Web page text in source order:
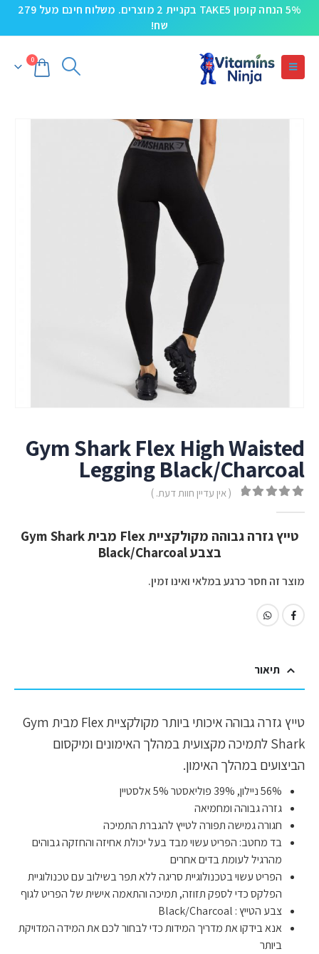
5% הנחה קופון TAKE5 בקניית 2 מוצרים. משלוח חינם מעל 279
שח!
0
Gym Shark Flex High Waisted
Legging Black/Charcoal
( אין עדיין חוות דעת. )
טייץ גזרה גבוהה מקולקציית Flex מבית Gym Shark
בצבע Black/Charcoal
מוצר זה חסר כרגע במלאי ואינו זמין.
תיאור
טייץ גזרה גבוהה איכותי ביותר מקולקציית Flex מבית Gym
Shark לתמיכה מקצועית במהלך האימונים ומיקסום
הביצועים במהלך האימון.
56% ניילון, 39% פוליאסטר 5% אלסטיין
גזרה גבוהה ומחמיאה
חגורה גמישה תפורה לטייץ להגברת התמיכה
בד מחטב: הפריט עשוי מבד בעל יכולת אחיזה והחזקה גבוהים
מהרגיל לעומת בדים אחרים
הפריט עשוי בטכנולוגיית סריגה ללא תפר בשילוב עם טכנולוגיית
הפלקס כדי לספק תזוזה, תמיכה והתאמה אישית של הפריט לגוף
צבע הטייץ : Black/Charcoal
אנא בידקו את מדריך המידות כדי לבחור לכם את המידה המדויקת
ביותר